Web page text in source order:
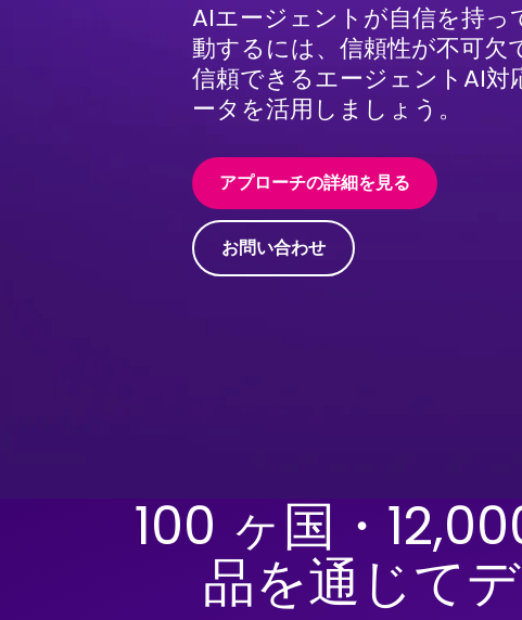
AIエージェントが自信を持っ
動するには、信頼性が不可欠
信頼できるエージェントAI対
ータを活用しましょう。
アプローチの詳細を見る
お問い合わせ
100 ヶ国・
品を通じて